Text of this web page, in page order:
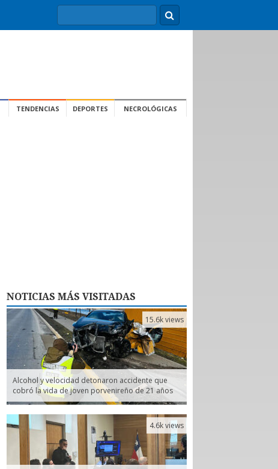
TENDENCIAS DEPORTES NECROLÓGICAS
NOTICIAS MÁS VISITADAS
Alcohol y velocidad detonaron accidente que
cobró la vida de joven porvenireño de 21 años
15.6k views
4.6k views